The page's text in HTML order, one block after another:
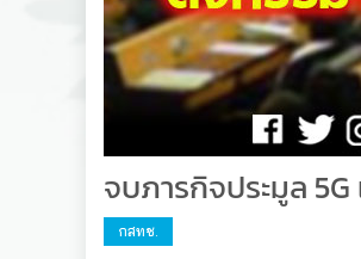
จบภารกิจประมูล
กสทช.